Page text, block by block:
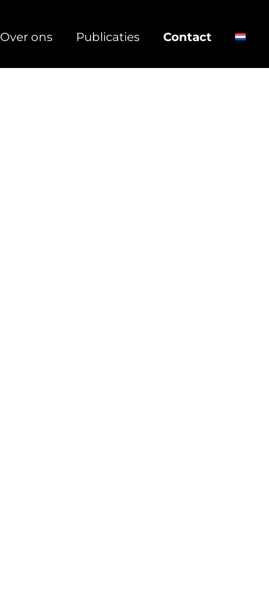
Over ons Publicaties Contact